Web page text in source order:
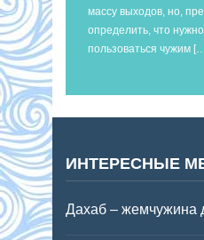
массу выходов, но,
определить, что
пользоваться чужим
ИНТЕРЕСНЫЕ
Дахаб – жемчужина